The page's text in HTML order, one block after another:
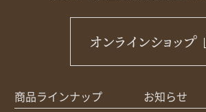
オンラインショップ
商品ラインナップ
お知らせ